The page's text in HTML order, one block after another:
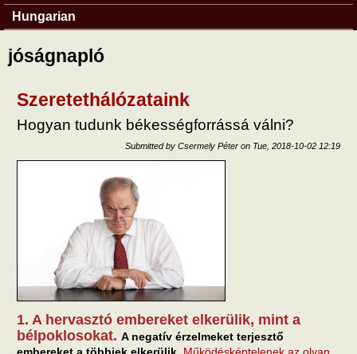
Hungarian
jóságnapló
Szeretethálózataink
Hogyan tudunk békességforrássá válni?
Submitted by Csermely Péter on Tue, 2018-10-02 12:19
1. A hervasztó embereket elkerülik, mint a
bélpoklosokat. A negatív érzelmeket terjesztő